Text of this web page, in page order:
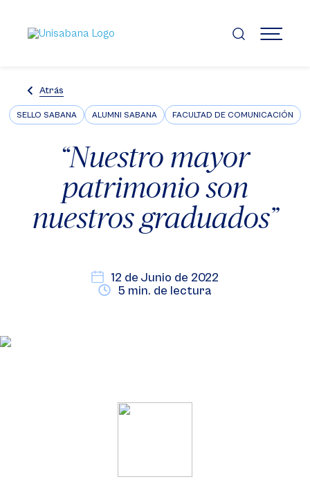
contenido
principal
MENÚ
Atrás
SELLO SABANA ALUMNI SABANA FACULTAD DE COMUNICACIÓN
“Nuestro mayor
patrimonio son
nuestros graduados”
12 de Junio de 2022
5 min. de lectura